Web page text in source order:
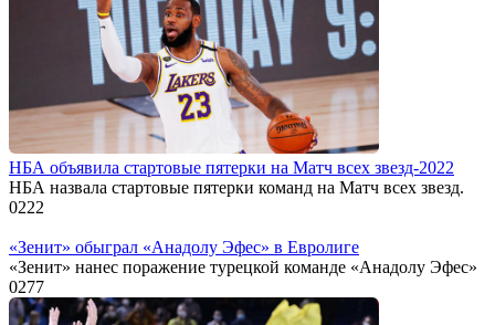
НБА объявила стартовые пятерки на Матч всех звезд-2022
НБА назвала стартовые пятерки команд на Матч всех звезд.
0222
«Зенит» обыграл «Анадолу Эфес» в Евролиге
«Зенит» нанес поражение турецкой команде «Анадолу Эфес»
0277